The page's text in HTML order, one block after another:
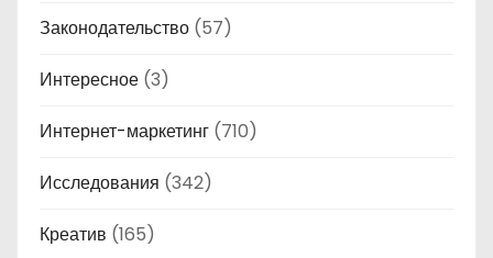
Законодательство (57)
Интересное (3)
Интернет-маркетинг (710)
Исследования (342)
Креатив (165)